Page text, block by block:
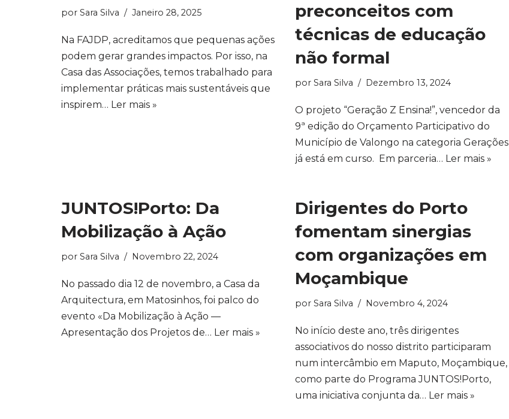
por Sara Silva Janeiro 28, 2025
Na FAJDP, acreditamos que pequenas ações
podem gerar grandes impactos. Por isso, na
Casa das Associações, temos trabalhado para
implementar práticas mais sustentáveis que
inspirem… Ler mais »
preconceitos com
técnicas de educação
não formal
por Sara Silva Dezembro 13, 2024
O projeto “Geração Z Ensina!”, vencedor da
9ª edição do Orçamento Participativo do
Município de Valongo na categoria Gerações
já está em curso. Em parceria… Ler mais »
JUNTOS!Porto: Da
Mobilização à Ação
por Sara Silva Novembro 22, 2024
No passado dia 12 de novembro, a Casa da
Arquitectura, em Matosinhos, foi palco do
evento «Da Mobilização à Ação —
Apresentação dos Projetos de… Ler mais »
Dirigentes do Porto
fomentam sinergias
com organizações em
Moçambique
por Sara Silva Novembro 4, 2024
No início deste ano, três dirigentes
associativos do nosso distrito participaram
num intercâmbio em Maputo, Moçambique,
como parte do Programa JUNTOS!Porto,
uma iniciativa conjunta da… Ler mais »